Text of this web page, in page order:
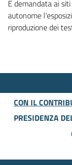
È demandata ai
autonome
riproduzione dei
CON IL
PRESIDENZA